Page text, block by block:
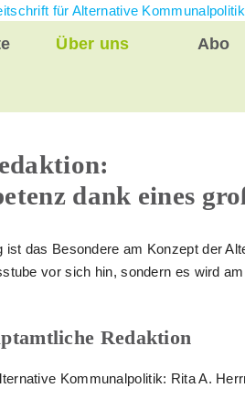
Über uns Abo
dank eines
ist das Besondere am Konzept der
vor sich hin, sondern es wird
Redaktion